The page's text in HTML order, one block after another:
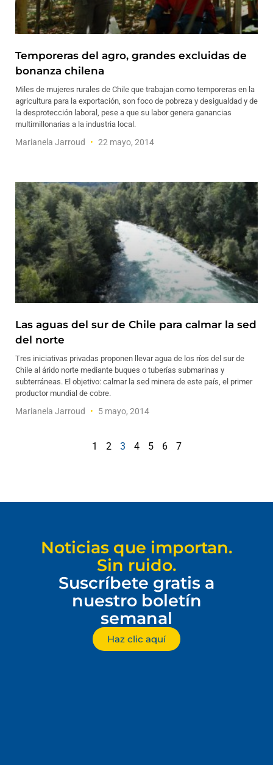
Temporeras del agro, grandes excluidas de
bonanza chilena
Miles de mujeres rurales de Chile que trabajan como temporeras en la
agricultura para la exportación, son foco de pobreza y desigualdad y de
la desprotección laboral, pese a que su labor genera ganancias
multimillonarias a la industria local.
Marianela Jarroud 22 mayo, 2014
Las aguas del sur de Chile para calmar la sed
del norte
Tres iniciativas privadas proponen llevar agua de los ríos del sur de
Chile al árido norte mediante buques o tuberías submarinas y
subterráneas. El objetivo: calmar la sed minera de este país, el primer
productor mundial de cobre.
Marianela Jarroud 5 mayo, 2014
1 2 3 4 5 6 7
Noticias que importan.
Sin ruido.
Suscríbete gratis a
nuestro boletín
semanal
Haz clic aquí